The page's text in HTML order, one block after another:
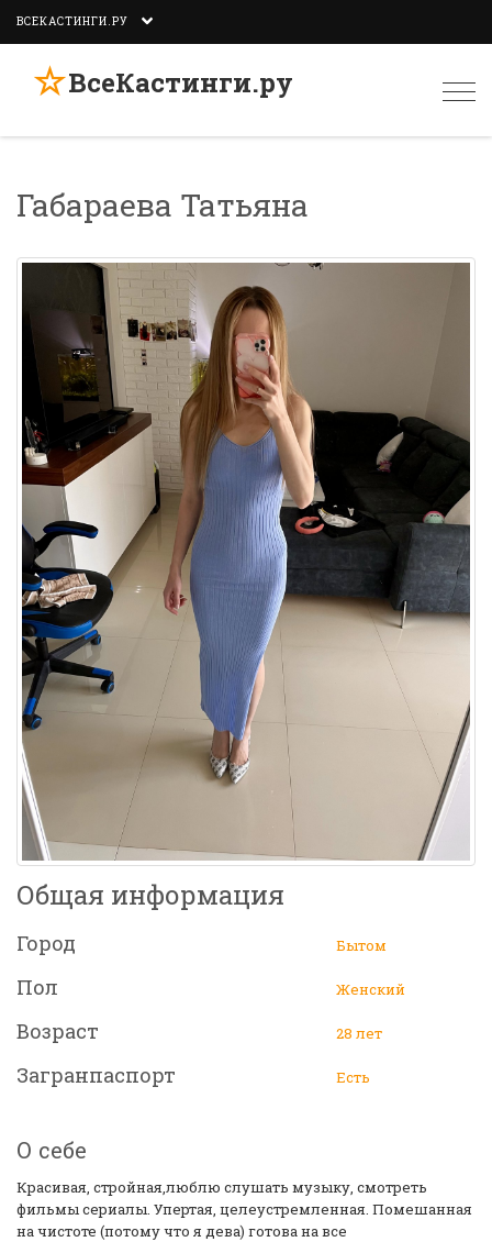
ВСЕКАСТИНГИ.РУ
☆ВсеКастинги.ру
Габараева Татьяна
Общая информация
Город Бытом
Пол Женский
Возраст 28 лет
Загранпаспорт Есть
О себе
Красивая, стройная,люблю слушать музыку, смотреть
фильмы сериалы. Упертая, целеустремленная. Помешанная
на чистоте (потому что я дева) готова на все